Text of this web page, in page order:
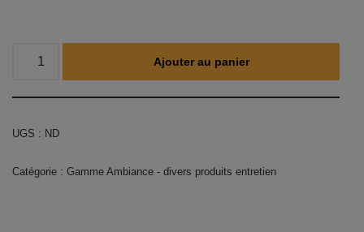
Ajouter au panier
UGS : ND
Catégorie : Gamme Ambiance - divers produits entretien